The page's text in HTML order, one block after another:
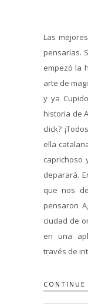
Las
pensarlas.
empezó la
arte de
y ya
historia de
click?
ella
caprichoso
deparará.
que nos
pensaron
ciudad de
en una
través de
CONTINUE